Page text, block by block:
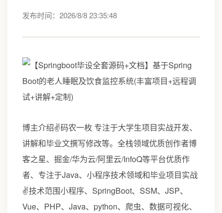
发布时间：2026/8/8 23:35:48
博主介绍✌️码农一枚 专注于大学生项目实战开发、
讲解和毕业文撰写修改等。全栈领域优质创作者博
客之星、掘金/华为云/阿里云/InfoQ等平台优质作
者、专注于Java、小程序技术领域和毕业项目实战
✌️技术范围小程序、SpringBoot、SSM、JSP、
Vue、PHP、Java、python、爬虫、数据可视化、